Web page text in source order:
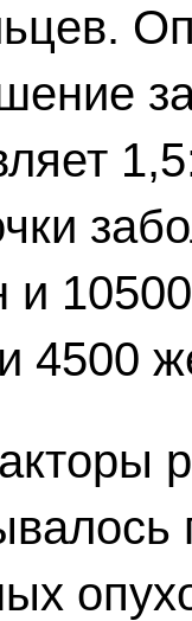
и
4500